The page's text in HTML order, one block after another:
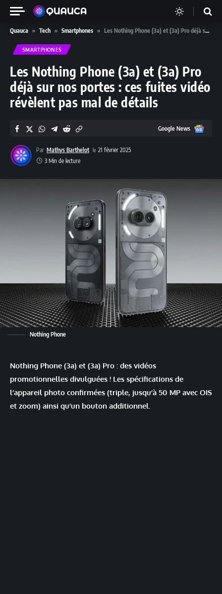
Quauca » Tech » Smartphones » Les Nothing Phone (3a) et (3a) Pro déjà sur nos portes : ces fuites vidéo révèlent pas mal de détails
SMARTPHONES
Les Nothing Phone (3a) et (3a) Pro
déjà sur nos portes : ces fuites vidéo
révèlent pas mal de détails
Par Mathys Barthelot
21 février 2025
3 Min de lecture
Google News Google
Nothing Phone
Nothing Phone (3a) et (3a) Pro : des vidéos
promotionnelles divulguées ! Les spécifications de
l’appareil photo confirmées (triple, jusqu’à 50 MP avec OIS
et zoom) ainsi qu’un bouton additionnel.